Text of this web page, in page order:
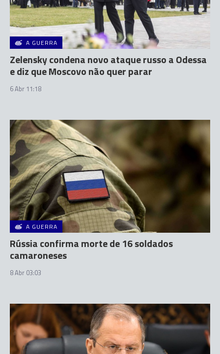
A GUERRA
Zelensky condena novo ataque russo a Odessa
e diz que Moscovo não quer parar
6 Abr 11:18
A GUERRA
Rússia confirma morte de 16 soldados
camaroneses
8 Abr 03:03